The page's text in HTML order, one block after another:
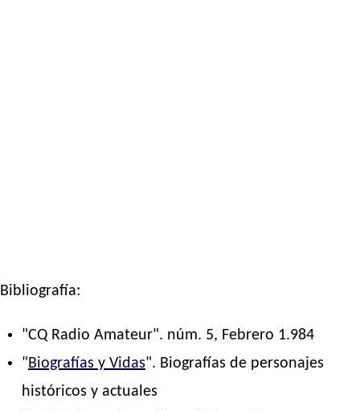
Bibliografía:
"CQ Radio Amateur". núm. 5, Febrero 1.984
"Biografías y Vidas". Biografías de personajes
históricos y actuales